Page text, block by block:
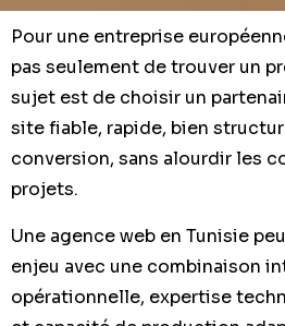
Pour une entreprise
pas seulement de trouver un
sujet est de choisir un
site fiable, rapide, bien
conversion, sans alourdir les
projets.
Une agence web en Tunisie
enjeu avec une combinaison
opérationnelle, expertise